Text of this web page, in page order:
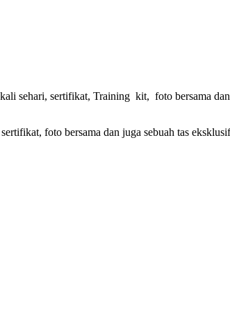
sehari, sertifikat, Training kit, foto bersama
foto bersama dan juga sebuah tas